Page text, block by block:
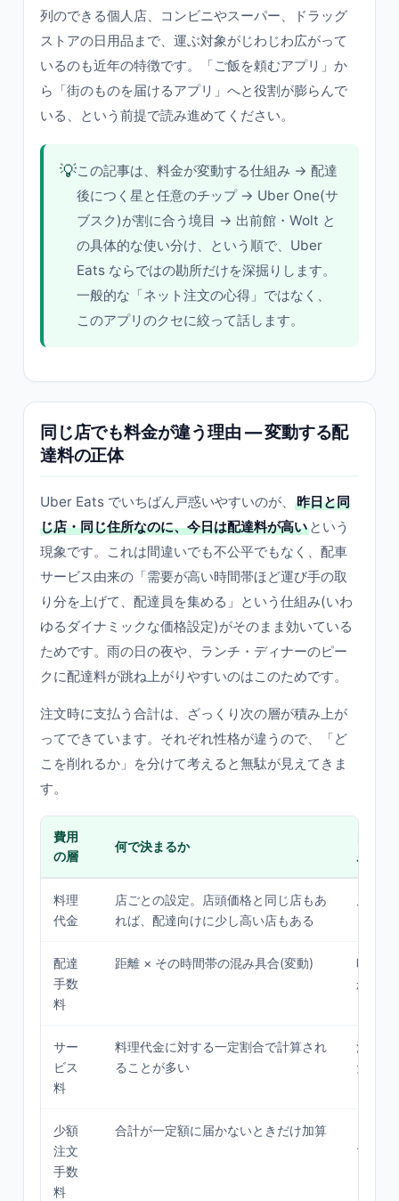
列のできる個人店、コンビニやスーパー、ドラッグ
ストアの日用品まで、運ぶ対象がじわじわ広がって
いるのも近年の特徴です。「ご飯を頼むアプリ」か
ら「街のものを届けるアプリ」へと役割が膨らんで
いる、という前提で読み進めてください。
💡この記事は、料金が変動する仕組み → 配達
後につく星と任意のチップ → Uber One(サ
ブスク)が割に合う境目 → 出前館・Wolt と
の具体的な使い分け、という順で、Uber
Eats ならではの勘所だけを深掘りします。
一般的な「ネット注文の心得」ではなく、
このアプリのクセに絞って話します。
同じ店でも料金が違う理由 ― 変動する配
達料の正体
Uber Eats でいちばん戸惑いやすいのが、
昨日と同
じ店・同じ住所なのに、今日は配達料が高い という
現象です。これは間違いでも不公平でもなく、配車
サービス由来の「需要が高い時間帯ほど運び手の取
り分を上げて、配達員を集める」という仕組み(いわ
ゆるダイナミックな価格設定)がそのまま効いている
ためです。雨の日の夜や、ランチ・ディナーのピー
クに配達料が跳ね上がりやすいのはこのためです。
注文時に支払う合計は、ざっくり次の層が積み上が
ってできています。それぞれ性格が違うので、「ど
こを削れるか」を分けて考えると無駄が見えてきま
す。
費用
の層
何で決まるか
ルでき
料理
代金
店ごとの設定。店頭価格と同じ店もあ
れば、配達向けに少し高い店もある
配達
手数
料
距離 × その時間帯の混み具合(変動)
時間帯
かなり
サー
ビス
料
料理代金に対する一定割合で計算され
ることが多い
注文額
ため間
少額
注文
手数
料
合計が一定額に届かないときだけ加算
できる